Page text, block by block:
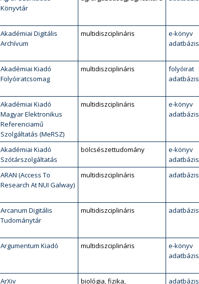
Könyvtár
Akadémiai Digitális
Archívum
multidiszciplináris
e-könyv
adatbázis
Akadémiai Kiadó
Folyóiratcsomag
multidiszciplináris
folyóirat
adatbázis
Akadémiai Kiadó
Magyar Elektronikus
Referenciamű
Szolgáltatás (MeRSZ)
multidiszciplináris
e-könyv
adatbázis
Akadémiai Kiadó
Szótárszolgáltatás
bölcsészettudomány
e-könyv
adatbázis
ARAN (Access To
Research At NUI Galway)
multidiszciplináris adatbázis
Arcanum Digitális
Tudománytár
multidiszciplináris adatbázis
Argumentum Kiadó
multidiszciplináris
e-könyv
adatbázis
ArXiv
biológia, fizika,
adatbázis